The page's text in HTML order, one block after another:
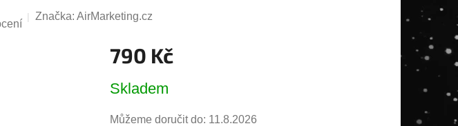
Značka: AirMarketing.cz
790 Kč
cena:
Skladem
Můžeme doručit do: 11.8.2026